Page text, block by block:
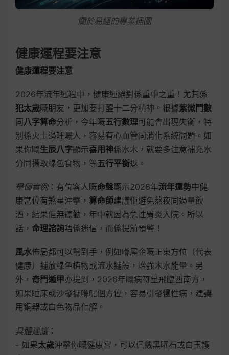
關於易經的專業插圖
健康運程要注意
健康運程要注意
2026年流年運程中，健康運絕對係重中之重！尤其係
犯太歲嘅朋友，更加要打醒十二分精神。根據紫微鬥數
同八字算命分析，今年嘅五行數理可能會出現失衡，特
別係火土過旺嘅人，容易有心血管同消化系統問題。如
果你嘅生辰八字顯示喜用神係水木，就要多注意補充水
分同攝取綠色食物，等五行平衡返。
舉個實例：有位客人嘅命盤顯示2026年流年運勢中健
康宮位有煞星沖擊， 算命師建議佢避免熬夜同過量飲
酒，結果佢無聽勸，年中就因為急性胃炎入院。所以
話， 命理諮詢唔係迷信，而係提前預警！
風水佈局都可以幫到手，例如喺屋企嘅正東方位（代表
健康）擺放綠色植物或流水擺設，增強木水能量。另
外， 奇門遁甲亦提到，2026年嘅病符星飛臨西南方，
如果睡床或沙發擺喺呢個方位，容易引發慢性病，建議
用銅器或白色物品化解。
具體建議：
- 如果太歲沖擊你嘅健康宮，可以佩戴黑曜石或白玉護